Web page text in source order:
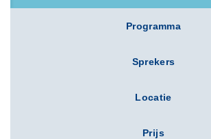
Programma
Sprekers
Locatie
Prijs